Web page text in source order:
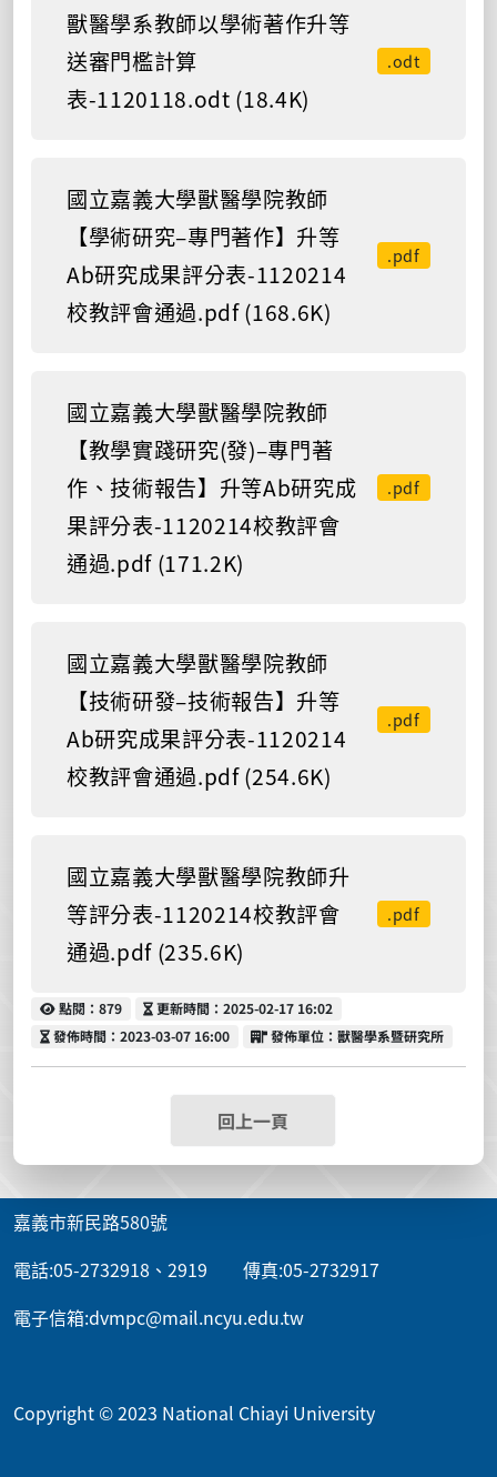
獸醫學系教師以學術著作升等
送審門檻計算
表-1120118.odt (18.4K)
.odt
國立嘉義大學獸醫學院教師
【學術研究–專門著作】升等
Ab研究成果評分表-1120214
校教評會通過.pdf (168.6K)
.pdf
國立嘉義大學獸醫學院教師
【教學實踐研究(發)–專門著
作、技術報告】升等Ab研究成
果評分表-1120214校教評會
通過.pdf (171.2K)
.pdf
國立嘉義大學獸醫學院教師
【技術研發–技術報告】升等
Ab研究成果評分表-1120214
校教評會通過.pdf (254.6K)
.pdf
國立嘉義大學獸醫學院教師升
等評分表-1120214校教評會
通過.pdf (235.6K)
.pdf
點閱
點閱：879 更新時間
更新時間：2025-02-17 16:02
發佈時間
發佈時間：2023-03-07 16:00 發佈單位
發佈單位：獸醫學系暨研究所
回上一頁
嘉義市新民路580號
電話:05-2732918、2919 傳真:05-2732917
電子信箱:dvmpc@mail.ncyu.edu.tw
Copyright © 2023 National Chiayi University